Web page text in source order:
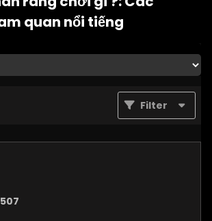
quan nổi tiếng
Filter